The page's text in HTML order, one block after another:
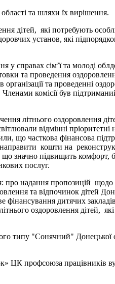
та шляхи їх вирішення.
дітей, які потребують
установ, які
справах сім’ї та молоді
та проведення
та проведенні
комісії був
літнього оздоровлення
відмінні пріоритетні
що часткова фінансова
кошти на
значно підвищить комфорт,
послуг.
про надання пропозицій
та відпочинок дітей
дитячих
оздоровлення дітей,
типу "Сонячний" Донецької
ЦК профсоюза працівників